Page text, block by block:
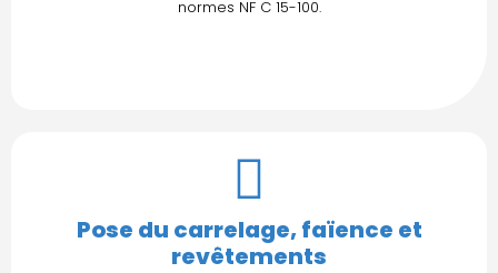
normes NF C 15-100.
Pose du carrelage, faïence et
revêtements